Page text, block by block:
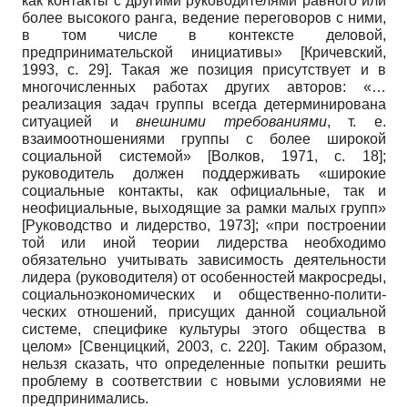
более высокого ранга, ведение перего­воров с ними,
в том числе в контексте деловой,
предпринимательской иници­ативы»
[Кричевский,
1993, с. 29]. Такая же позиция при­сутствует и в
многочисленных работах других авторов: «…
реализация задач группы всегда детерминирована
ситуа­цией ивнешними требованиями, т. е.
взаимоотношениями группы с более широкой
социальной системой»
[Волков, 1971, с. 18];
руководитель должен поддер­живать «широкие
социальные контак­ты, как официальные, так и
неофици­альные, выходящие за рамки малых групп»
[Руководство и лидерство, 1973]; «при построении
той или иной теории лидерства необходимо
обязательно учитывать зависимость де­ятельности
лидера (руководителя) от особенностей макросреды,
социально­экономических и общественно-полити­
ческих отношений, присущих данной социальной
системе, специфике куль­туры этого общества в
целом» [Свенцицкий, 2003, с. 220]. Таким образом,
нельзя ска­зать, что определенные попытки ре­шить
проблему в соответствии с новы­ми условиями не
предпринимались.